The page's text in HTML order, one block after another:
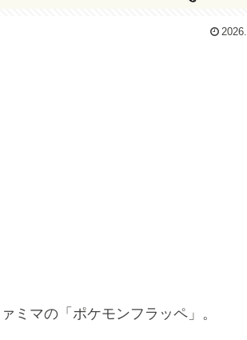
ミマの「ポケモンフラッペ」。